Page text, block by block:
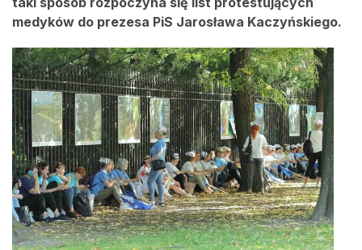
medyków do prezesa PiS Jarosława Kaczyńskiego.